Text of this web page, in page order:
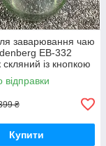
заварювання чаю
EB-332
із кнопкою
Типод
відправки
₴
Купити